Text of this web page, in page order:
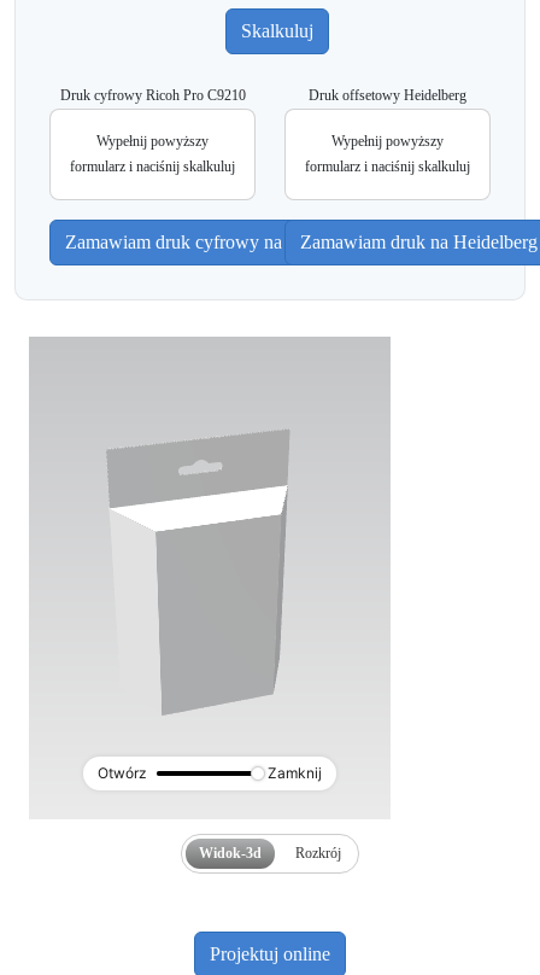
Druk cyfrowy Ricoh Pro C9210
Wypełnij powyższy
formularz i naciśnij skalkuluj
Druk offsetowy Heidelberg
Wypełnij powyższy
formularz i naciśnij skalkuluj
Otwórz Zamknij
Widok-3d Rozkrój